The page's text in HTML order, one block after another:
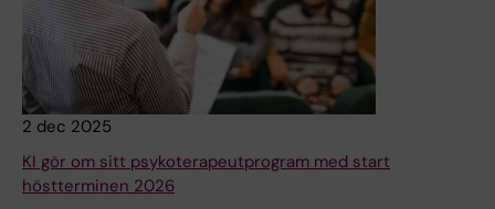
2 dec 2025
KI gör om sitt psykoterapeutprogram med start
höstterminen 2026